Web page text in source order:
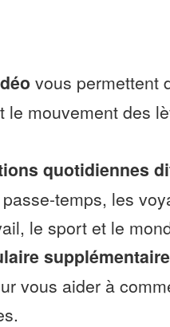
vous permettent
le mouvement des
quotidiennes
temps, les
le sport et le
supplémentaire
vous aider à